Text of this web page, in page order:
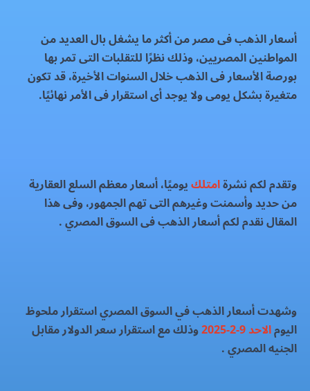
أسعار الذهب فى مصر من أكثر ما يشغل بال العديد من
المواطنين المصريين، وذلك نظرًا للتقلبات التى تمر بها
بورصة الأسعار فى الذهب خلال السنوات الأخيرة، قد تكون
متغيرة بشكل يومى ولا يوجد أى استقرار فى الأمر نهائيًا.
وتقدم لكم نشرةامتلكيوميًا، أسعار معظم السلع العقارية
من حديد وأسمنت وغيرهم التى تهم الجمهور، وفى هذا
المقال نقدم لكم أسعار الذهب فى السوق المصري .
وشهدت أسعار الذهب في السوق المصري استقرار ملحوظ
اليومالاحد 9-2-2025 وذلك مع استقرار سعر الدولار مقابل
الجنيه المصري .